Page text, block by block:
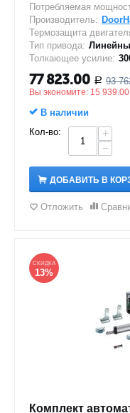
Потребляемая
Производитель:
Термозащита
Тип привода:
Толкающее усилие:
77 823.00 Р 93
Вы экономите: 15 939.00
В наличии
Кол-во:
+
−
ДОБАВИТЬ В
Отложить
СКИДКА
13%
Комплект